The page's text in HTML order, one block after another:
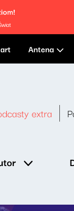
Antena
extra